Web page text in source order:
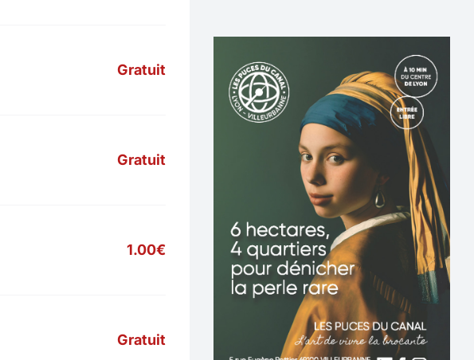
Gratuit
Gratuit
1.00€
Gratuit